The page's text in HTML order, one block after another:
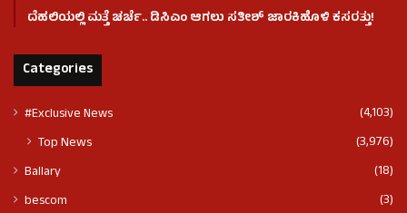
ದೆಹಲಿಯಲ್ಲಿ ಮತ್ತೆ ಚರ್ಚೆ.. ಡಿಸಿಎಂ ಆಗಲು ಸತೀಶ್ ಜಾರಕಿಹೊಳಿ ಕಸರತ್ತು!
Categories
#Exclusive News (4,103)
Top News (3,976)
Ballary
(18)
bescom
(3)